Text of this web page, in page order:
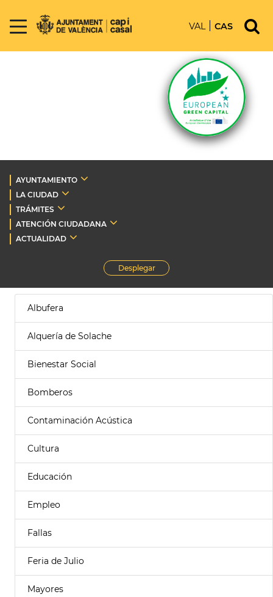
VAL CAS
AYUNTAMIENTO
LA CIUDAD
TRÁMITES
ATENCIÓN CIUDADANA
ACTUALIDAD
Desplegar
Albufera
Alquería de Solache
Bienestar Social
Bomberos
Contaminación Acústica
Cultura
Educación
Empleo
Fallas
Feria de Julio
Mayores